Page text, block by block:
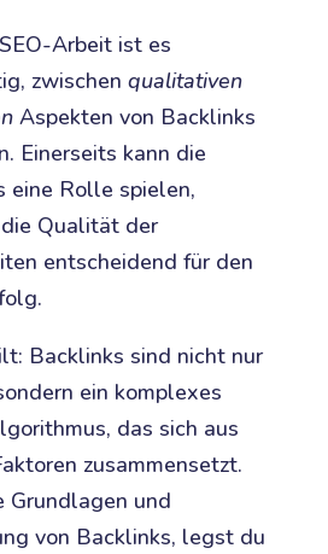
Arbeit ist es
zwischen qualitativen
Aspekten von Backlinks
Einerseits kann die
eine Rolle spielen,
Qualität der
entscheidend für den
Backlinks sind nicht nur
ein komplexes
das sich aus
zusammensetzt.
Grundlagen und
von Backlinks, legst du